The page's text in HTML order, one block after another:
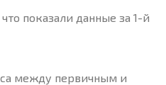
показали данные за 1-й
между первичным и